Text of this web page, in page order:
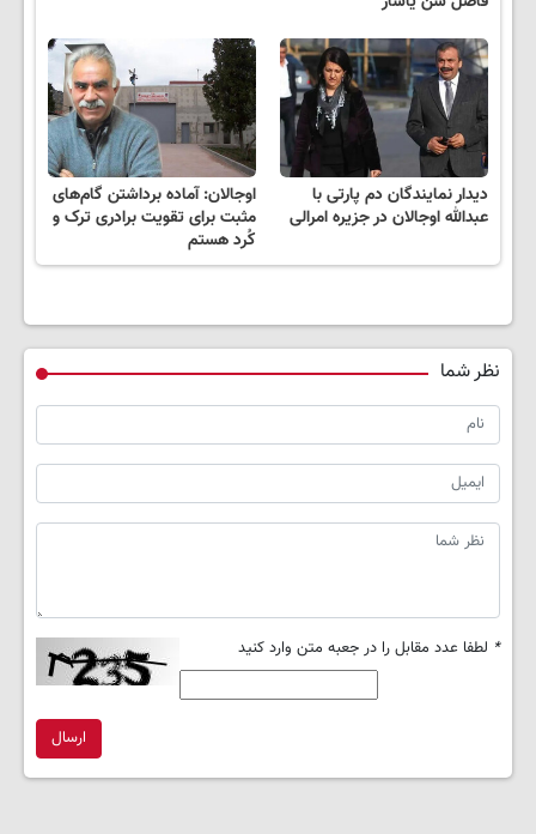
دیدار نمایندگان دم پارتی با
عبدالله اوجالان در جزیره امرالی
اوجالان: آماده برداشتن گام‌های
مثبت برای تقویت برادری ترک و
کُرد هستم
نظر شما
* لطفا عدد مقابل را در جعبه متن وارد کنید
ارسال